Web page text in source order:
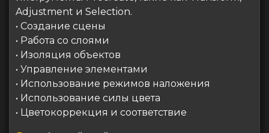
Adjustment и Selection.
• Создание сцены
• Работа со слоями
• Изоляция объектов
• Управление элементами
• Использование режимов наложения
• Использование силы цвета
• Цветокоррекция и соответствие